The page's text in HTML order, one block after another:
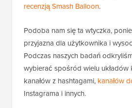
recenzją Smash Balloon.
Podoba nam się ta wtyczka,
przyjazna dla użytkownika i
Podczas naszych badań
wybierać spośród wielu układów
kanałów z hashtagami, kanałów
Instagrama i innych.